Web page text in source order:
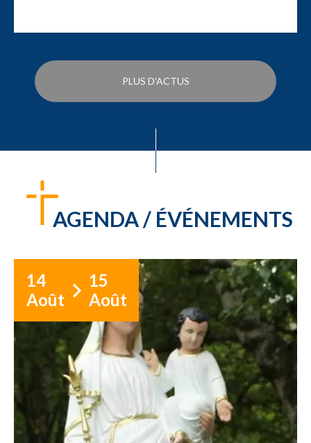
PLUS D'ACTUS
AGENDA / ÉVÉNEMENTS
14
Août
15
Août